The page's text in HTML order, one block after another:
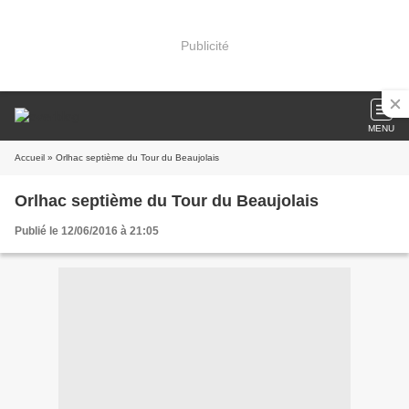
Publicité
MENU
Accueil » Orlhac septième du Tour du Beaujolais
Orlhac septième du Tour du Beaujolais
Publié le 12/06/2016 à 21:05